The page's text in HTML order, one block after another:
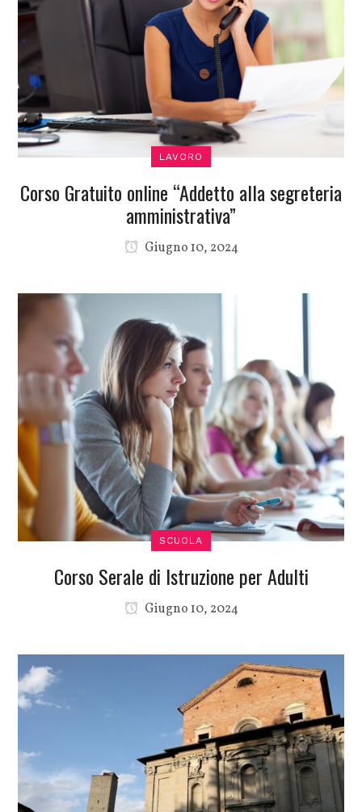
LAVORO
Corso Gratuito online “Addetto alla segreteria
amministrativa”
Giugno 10, 2024
SCUOLA
Corso Serale di Istruzione per Adulti
Giugno 10, 2024